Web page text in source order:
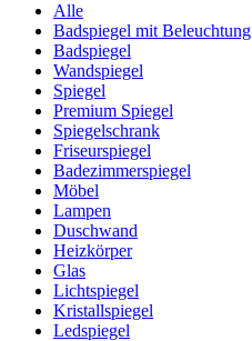
Alle
Badspiegel mit Beleuchtung
Badspiegel
Wandspiegel
Spiegel
Premium Spiegel
Spiegelschrank
Friseurspiegel
Badezimmerspiegel
Möbel
Lampen
Duschwand
Heizkörper
Glas
Lichtspiegel
Kristallspiegel
Ledspiegel